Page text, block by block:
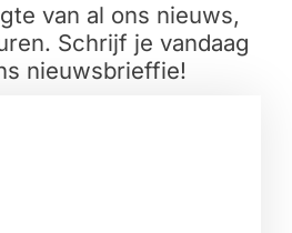
van al ons nieuws,
Schrijf je vandaag
nieuwsbrieffie!